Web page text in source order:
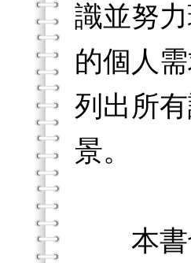
識並努
的個人
列出所
景。
本書也